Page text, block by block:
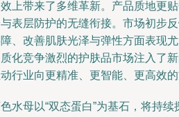
上带来了多维革新。产品质地更
表层防护的无缝衔接。市场初步
、改善肌肤光泽与弹性方面表现
化竞争激烈的护肤品市场注入了
行业向更精准、更智能、更高效的
水母以“双态蛋白”为基石，将持